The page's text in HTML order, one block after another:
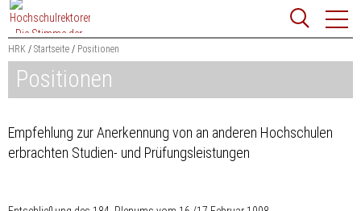
Zum
Content
springen
Suchbegriff
Suchen
HRK Startseite Positionen
Positionen
Empfehlung zur Anerkennung von an anderen Hochschulen
erbrachten Studien- und Prüfungsleistungen